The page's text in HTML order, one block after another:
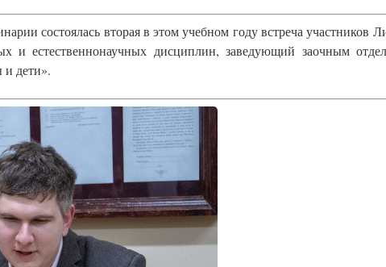
состоялась вторая в этом учебном году встреча
и естественнонаучных дисциплин, заведующий заочным
дети».